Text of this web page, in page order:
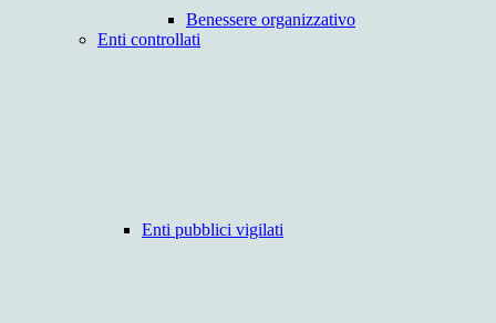
Benessere organizzativo
Enti controllati
Enti pubblici vigilati